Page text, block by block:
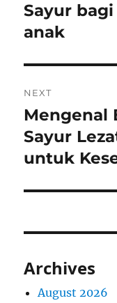
post:
Sayur
anak
NEXT
Next
post:
Mengenal
Sayur
untuk
Archives
August 2026